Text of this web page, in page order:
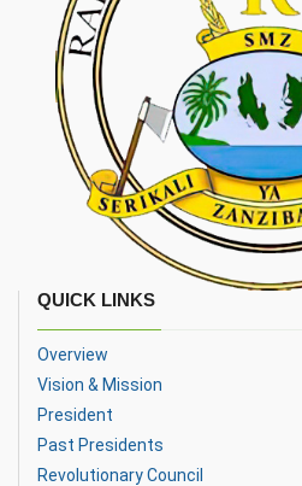
QUICK LINKS
Overview
Vision & Mission
President
Past Presidents
Revolutionary Council